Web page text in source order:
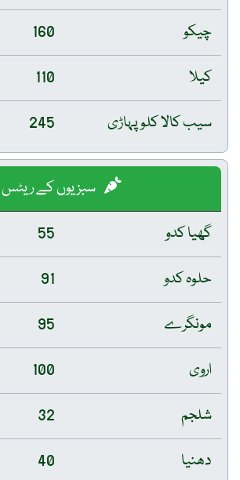
چیکو
160
کیلا
110
سیب کالا کلو پہاڑی
245
سبزیوں کے ریٹس
گھیا کدو
55
حلوہ کدو
91
مونگرے
95
اروی
100
شلجم
32
دھنیا
40